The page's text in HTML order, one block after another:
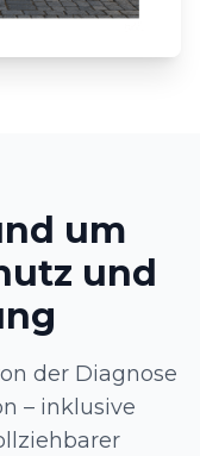
um
und
der Diagnose
– inklusive